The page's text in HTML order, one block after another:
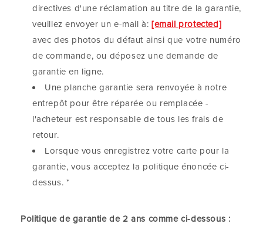
directives d'une réclamation au titre de la garantie,
veuillez envoyer un e-mail à:[email protected]
avec des photos du défaut ainsi que votre numéro
de commande, ou déposez une demande de
garantie en ligne.
Une planche garantie sera renvoyée à notre
entrepôt pour être réparée ou remplacée -
l'acheteur est responsable de tous les frais de
retour.
Lorsque vous enregistrez votre carte pour la
garantie, vous acceptez la politique énoncée ci-
dessus. *
Politique de garantie de 2 ans comme ci-dessous :